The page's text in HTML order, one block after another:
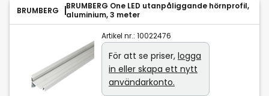
BRUMBERG
BRUMBERG One LED utanpåliggande hörnprofil,
aluminium, 3 meter
Artikel nr.: 10022476
För att se priser, logga
in eller skapa ett nytt
användarkonto.